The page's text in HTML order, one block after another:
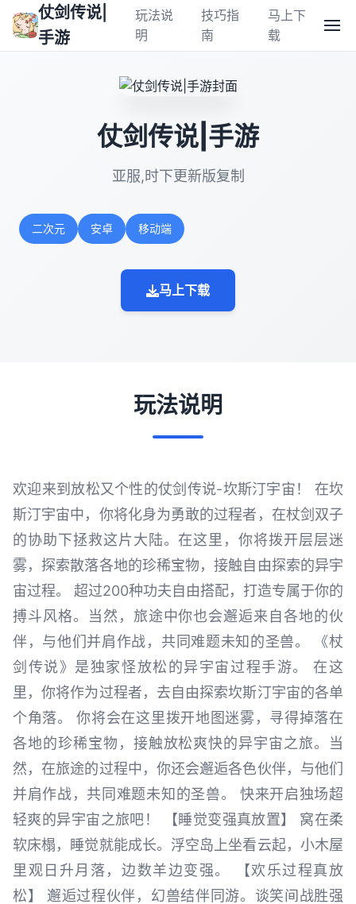
仗剑传说|
手游
玩法说
明
技巧指
南
马上下
载
仗剑传说|手游
亚服,时下更新版复制
二次元 安卓 移动端
马上下载
玩法说明
欢迎来到放松又个性的仗剑传说-坎斯汀宇宙！ 在坎
斯汀宇宙中，你将化身为勇敢的过程者，在杖剑双子
的协助下拯救这片大陆。在这里，你将拨开层层迷
雾，探索散落各地的珍稀宝物，接触自由探索的异宇
宙过程。 超过200种功夫自由搭配，打造专属于你的
搏斗风格。当然，旅途中你也会邂逅来自各地的伙
伴，与他们并肩作战，共同难题未知的圣兽。 《杖
剑传说》是独家怪放松的异宇宙过程手游。 在这
里，你将作为过程者，去自由探索坎斯汀宇宙的各单
个角落。 你将会在这里拨开地图迷雾，寻得掉落在
各地的珍稀宝物，接触放松爽快的异宇宙之旅。当
然，在旅途的过程中，你还会邂逅各色伙伴，与他们
并肩作战，共同难题未知的圣兽。 快来开启独场超
轻爽的异宇宙之旅吧！ 【睡觉变强真放置】 窝在柔
软床榻，睡觉就能成长。浮空岛上坐看云起，小木屋
里观日升月落，边数羊边变强。 【欢乐过程真放
松】 邂逅过程伙伴，幻兽结伴同游。谈笑间战胜强